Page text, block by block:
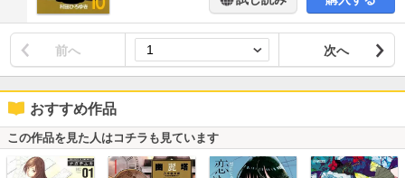
前へ 次へ
おすすめ作品
この作品を見た人はコチラも見ています